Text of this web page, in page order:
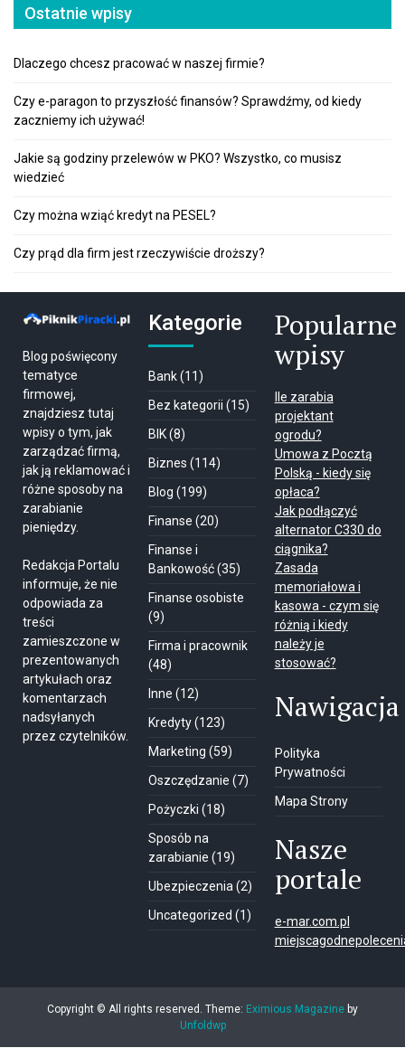
Ostatnie wpisy
Dlaczego chcesz pracować w naszej firmie?
Czy e-paragon to przyszłość finansów? Sprawdźmy, od kiedy
zaczniemy ich używać!
Jakie są godziny przelewów w PKO? Wszystko, co musisz
wiedzieć
Czy można wziąć kredyt na PESEL?
Czy prąd dla firm jest rzeczywiście droższy?
Blog poświęcony
tematyce
firmowej,
znajdziesz tutaj
wpisy o tym, jak
zarządzać firmą,
jak ją reklamować i
różne sposoby na
zarabianie
pieniędzy.
Redakcja Portalu
informuje, że nie
odpowiada za
treści
zamieszczone w
prezentowanych
artykułach oraz
komentarzach
nadsyłanych
przez czytelników.
Kategorie
Bank(11)
Bez kategorii (15)
BIK(8)
Biznes (114)
Blog (199)
Finanse (20)
Finanse i
Bankowość(35)
Finanse osobiste
(9)
Firma i pracownik
(48)
Inne (12)
Kredyty(123)
Marketing (59)
Oszczędzanie (7)
Pożyczki (18)
Sposób na
zarabianie (19)
Ubezpieczenia (2)
Uncategorized (1)
Popularne
wpisy
Ile zarabia
projektant
ogrodu?
Umowa z Pocztą
Polską - kiedy się
opłaca?
Jak podłączyć
alternator C330 do
ciągnika?
Zasada
memoriałowa i
kasowa - czym się
różnią i kiedy
należy je
stosować?
Nawigacja
Polityka
Prywatności
Mapa Strony
Nasze
portale
e-mar.com.pl
Copyright © All rights reserved. Theme: Eximious Magazine by
Unfoldwp